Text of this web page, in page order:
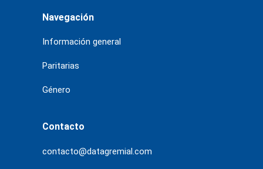
Navegación
Información general
Paritarias
Género
Contacto
contacto@datagremial.com